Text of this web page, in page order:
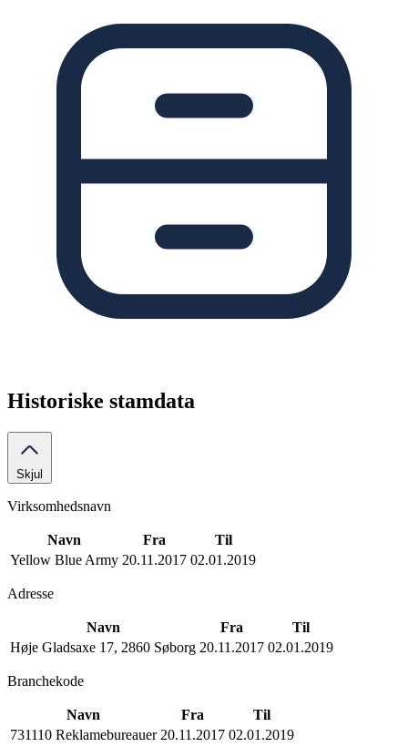
Historiske stamdata
Skjul
Virksomhedsnavn
Navn Fra
Til
Yellow Blue Army 20.11.2017 02.01.2019
Adresse
Navn Fra
Til
Høje Gladsaxe 17, 2860 Søborg 20.11.2017 02.01.2019
Branchekode
Navn Fra
Til
731110 Reklamebureauer 20.11.2017 02.01.2019